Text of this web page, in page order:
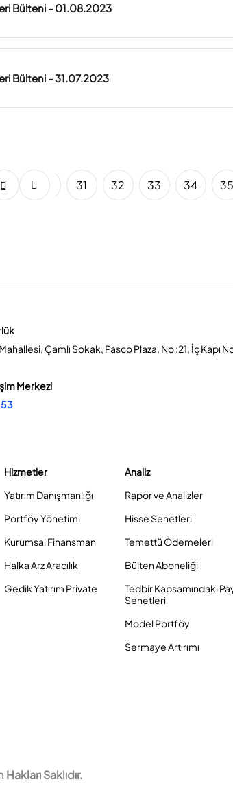
Bülteni - 01.08.2023
Bülteni - 31.07.2023
29 30 31 32 33 34 35
Çamlı Sokak, Pasco Plaza, No :21, İç Kapı
Merkezi
Hizmetler
Yatırım Danışmanlığı
Portföy Yönetimi
Kurumsal Finansman
Halka Arz Aracılık
Gedik Yatırım Private
Analiz
Rapor ve Analizler
Hisse Senetleri
Temettü Ödemeleri
Bülten Aboneliği
Tedbir Kapsamındaki
Senetleri
Model Portföy
Sermaye Artırımı
Saklıdır.